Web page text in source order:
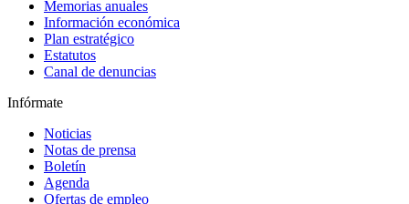
Memorias anuales
Información económica
Plan estratégico
Estatutos
Canal de denuncias
Infórmate
Noticias
Notas de prensa
Boletín
Agenda
Ofertas de empleo